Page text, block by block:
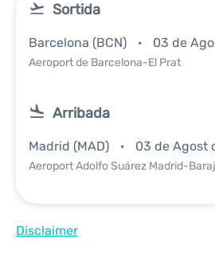
Sortida
Barcelona (BCN) 03 de
Aeroport de Barcelona-El Prat
Arribada
Madrid (MAD) 03 de Agost
Aeroport Adolfo Suárez Madrid-
Disclaimer